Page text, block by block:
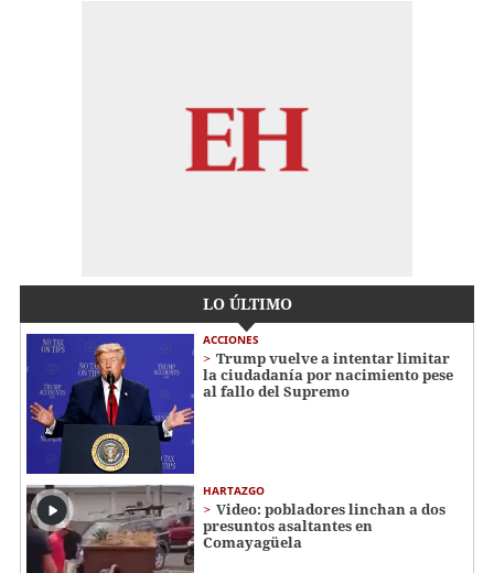
LO ÚLTIMO
ACCIONES
Trump vuelve a intentar limitar
la ciudadanía por nacimiento pese
al fallo del Supremo
HARTAZGO
Video: pobladores linchan a dos
presuntos asaltantes en
Comayagüela